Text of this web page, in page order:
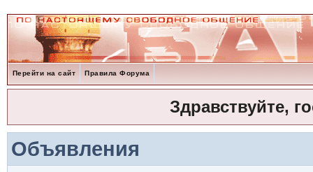
Перейти на сайт Правила Форума
Здравствуйте,
Объявления